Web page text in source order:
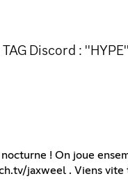
Discord :
! On joue
jaxweel .